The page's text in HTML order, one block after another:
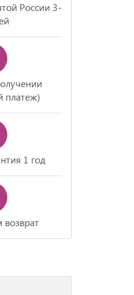
России 3-
платеж)
1 год
возврат